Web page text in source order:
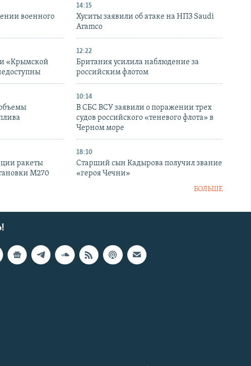
военного
14:15
Хуситы заявили об атаке на НПЗ Saudi
Aramco
«Крымской
12:22
Британия усилила наблюдение за
российским флотом
10:14
В СБС ВСУ заявили о поражении трех
судов российского «теневого флота» в
Черном море
ракеты
M270
18:10
Старший сын Кадырова получил звание
«героя Чечни»
БОЛЬШЕ